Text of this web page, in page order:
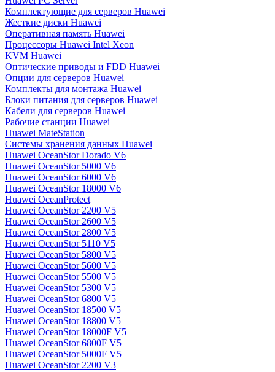
Комплектующие для серверов Huawei
Жесткие диски Huawei
Оперативная память Huawei
Процессоры Huawei Intel Xeon
KVM Huawei
Оптические приводы и FDD Huawei
Опции для серверов Huawei
Комплекты для монтажа Huawei
Блоки питания для серверов Huawei
Кабели для серверов Huawei
Рабочие станции Huawei
Huawei MateStation
Системы хранения данных Huawei
Huawei OceanStor Dorado V6
Huawei OceanStor 5000 V6
Huawei OceanStor 6000 V6
Huawei OceanStor 18000 V6
Huawei OceanProtect
Huawei OceanStor 2200 V5
Huawei OceanStor 2600 V5
Huawei OceanStor 2800 V5
Huawei OceanStor 5110 V5
Huawei OceanStor 5800 V5
Huawei OceanStor 5600 V5
Huawei OceanStor 5500 V5
Huawei OceanStor 5300 V5
Huawei OceanStor 6800 V5
Huawei OceanStor 18500 V5
Huawei OceanStor 18800 V5
Huawei OceanStor 18000F V5
Huawei OceanStor 6800F V5
Huawei OceanStor 5000F V5
Huawei OceanStor 2200 V3